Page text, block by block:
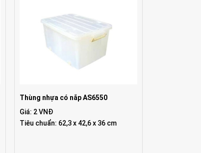
Thùng nhựa có nắp AS6550
Giá: 2 VNĐ
Tiêu chuẩn: 62,3 x 42,6 x 36 cm